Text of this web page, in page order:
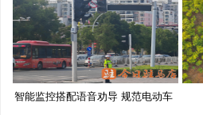
智能监控搭配语音劝导 规范电动车